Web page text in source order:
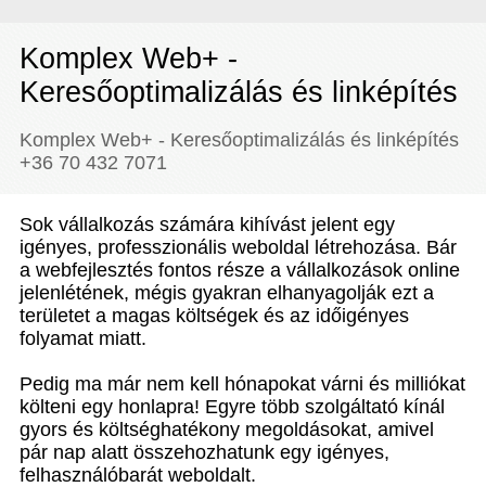
Komplex Web+ -
Keresőoptimalizálás és linképítés
Komplex Web+ - Keresőoptimalizálás és linképítés
+36 70 432 7071
Sok vállalkozás számára kihívást jelent egy
igényes, professzionális weboldal létrehozása. Bár
a webfejlesztés fontos része a vállalkozások online
jelenlétének, mégis gyakran elhanyagolják ezt a
területet a magas költségek és az időigényes
folyamat miatt.
Pedig ma már nem kell hónapokat várni és milliókat
költeni egy honlapra! Egyre több szolgáltató kínál
gyors és költséghatékony megoldásokat, amivel
pár nap alatt összehozhatunk egy igényes,
felhasználóbarát weboldalt.